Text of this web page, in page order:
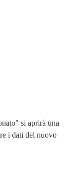
si aprirà una
i dati del nuovo